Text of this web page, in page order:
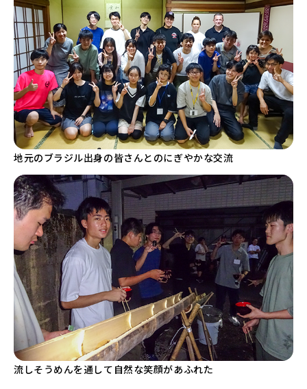
地元のブラジル出身の皆さんとのにぎやかな交流
流しそうめんを通して自然な笑顔があふれた